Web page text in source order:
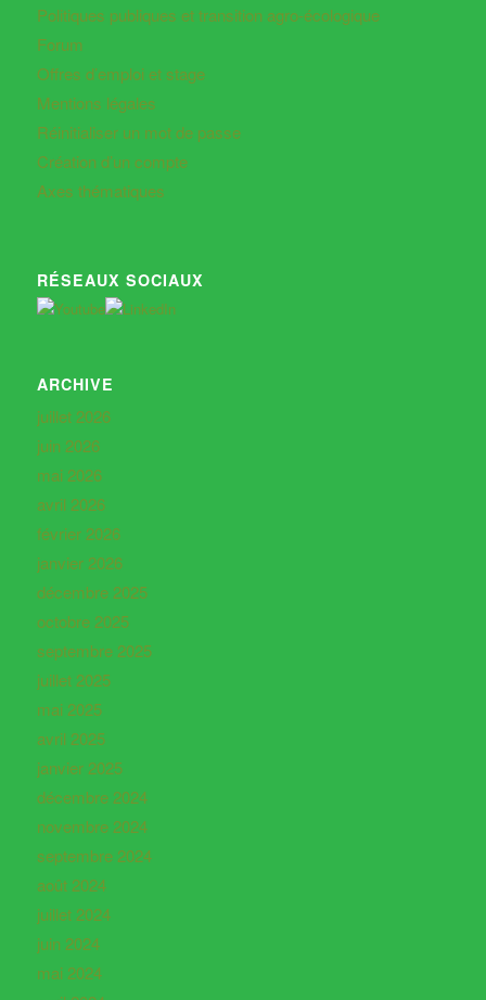
Politiques publiques et transition agro-écologique
Forum
Offres d’emploi et stage
Mentions légales
Réinitialiser un mot de passe
Création d’un compte
Axes thématiques
RÉSEAUX SOCIAUX
ARCHIVE
juillet 2026
juin 2026
mai 2026
avril 2026
février 2026
janvier 2026
décembre 2025
octobre 2025
septembre 2025
juillet 2025
mai 2025
avril 2025
janvier 2025
décembre 2024
novembre 2024
septembre 2024
août 2024
juillet 2024
juin 2024
mai 2024